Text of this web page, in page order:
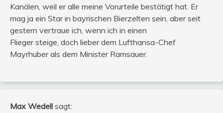
Kanälen, weil er alle meine Vorurteile bestätigt hat. Er
mag ja ein Star in bayrischen Bierzelten sein, aber seit
gestern vertraue ich, wenn ich in einen
Flieger steige, doch lieber dem Lufthansa-Chef
Mayrhuber als dem Minister Ramsauer.
Max Wedell sagt: